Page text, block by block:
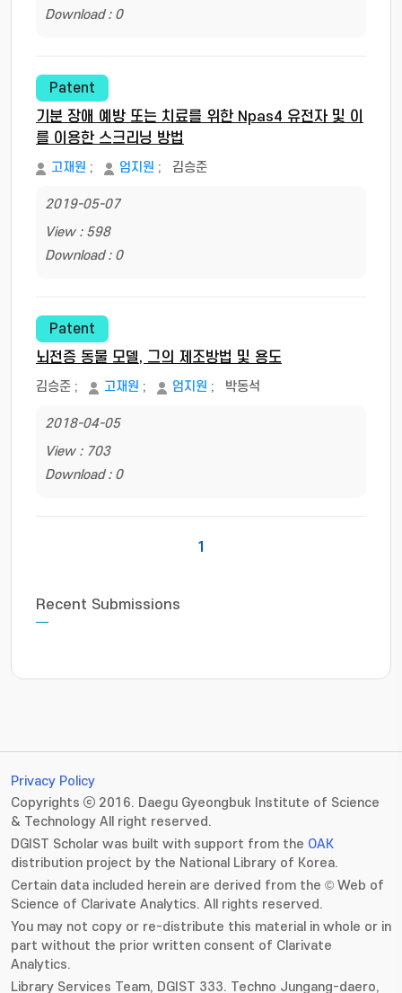
Download : 0
Patent
기분 장애 예방 또는 치료를 위한 Npas4 유전자 및 이
를 이용한 스크리닝 방법
고재원 ; 엄지원 ; 김승준
2019-05-07
View : 598
Download : 0
Patent
뇌전증 동물 모델, 그의 제조방법 및 용도
김승준 ; 고재원 ; 엄지원 ; 박동석
2018-04-05
View : 703
Download : 0
1
Recent Submissions
Privacy Policy
Copyrights ⓒ 2016. Daegu Gyeongbuk Institute of Science
& Technology All right reserved.
DGIST Scholar was built with support from the OAK
distribution project by the National Library of Korea.
Certain data included herein are derived from the © Web of
Science of Clarivate Analytics. All rights reserved.
You may not copy or re-distribute this material in whole or in
part without the prior written consent of Clarivate
Analytics.
Library Services Team, DGIST 333. Techno Jungang-daero,